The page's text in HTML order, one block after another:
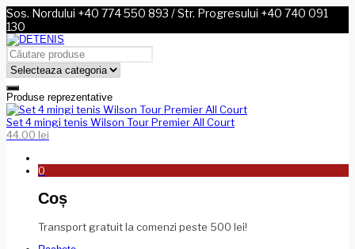
Sos. Nordului +40 774 550 893 / Str. Progresului +40 740 091
130
Produse reprezentative
Set 4 mingi tenis Wilson Tour Premier All Court
44.00 lei
0
Coș
Transport gratuit la comenzi peste 500 lei!